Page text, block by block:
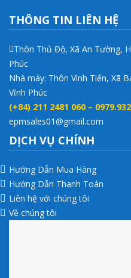
THÔNG TIN LIÊN HỆ
Thôn Thủ Độ, Xã An Tường,
Phúc
Nhà máy: Thôn Vinh Tiến, Xã
Vĩnh Phúc
(+84) 211 2481 060 –
epmsales01@gmail.com
DỊCH VỤ CHÍNH
Hướng Dẫn Mua Hàng
Hướng Dẫn Thanh Toán
Liên hệ với chúng tôi
Về chúng tôi